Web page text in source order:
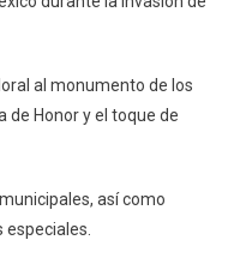
al monumento de los
de Honor y el toque de
así como